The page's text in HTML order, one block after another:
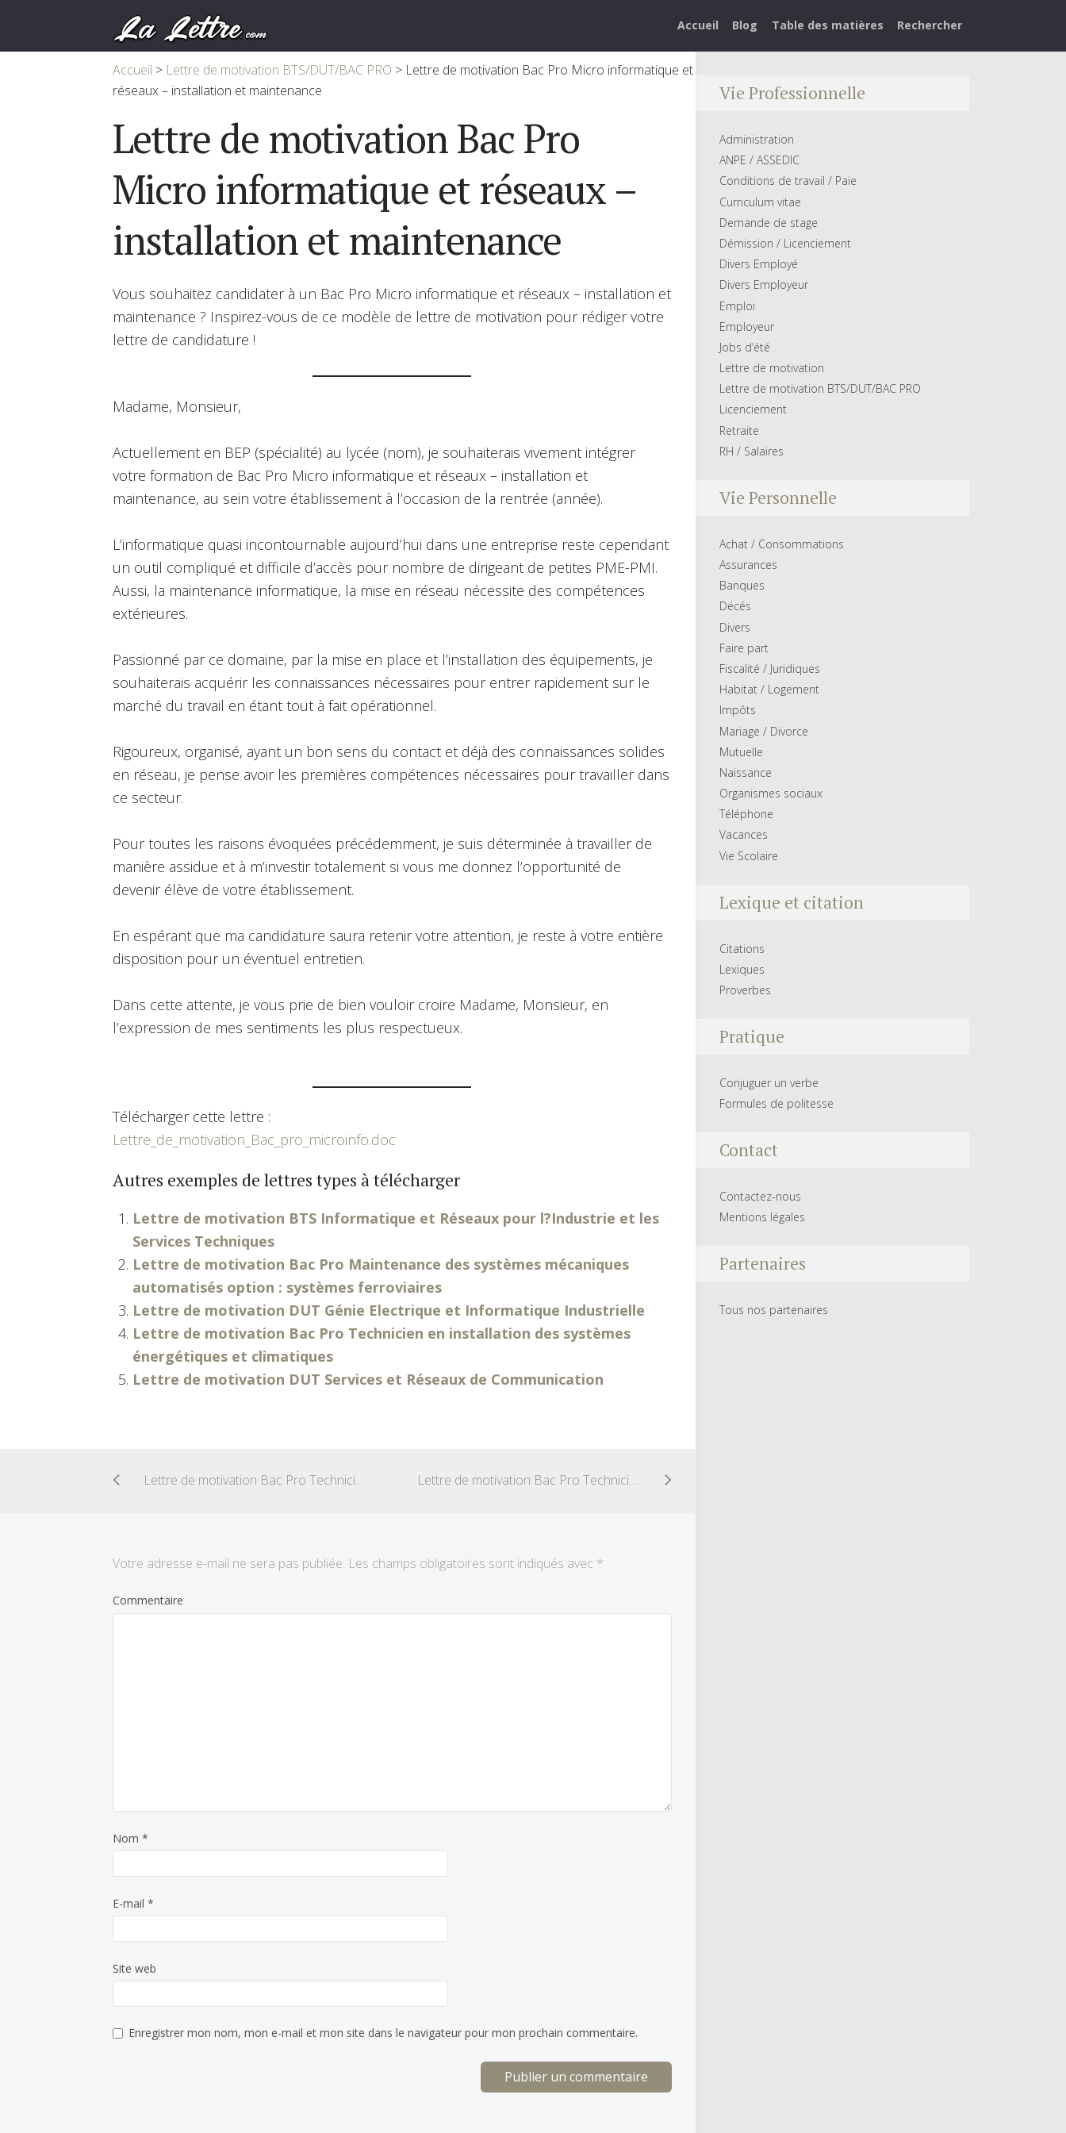
Accueil Blog Table des matières Rechercher
Accueil > Lettre de motivation BTS/DUT/BAC PRO > Lettre de motivation Bac Pro Micro informatique et
réseaux – installation et maintenance
Lettre de motivation Bac Pro
Micro informatique et réseaux –
installation et maintenance
Vous souhaitez candidater à un Bac Pro Micro informatique et réseaux – installation et
maintenance ? Inspirez-vous de ce modèle de lettre de motivation pour rédiger votre
lettre de candidature !
Madame, Monsieur,
Actuellement en BEP (spécialité) au lycée (nom), je souhaiterais vivement intégrer
votre formation de Bac Pro Micro informatique et réseaux – installation et
maintenance, au sein votre établissement à l’occasion de la rentrée (année).
L’informatique quasi incontournable aujourd’hui dans une entreprise reste cependant
un outil compliqué et difficile d’accès pour nombre de dirigeant de petites PME-PMI.
Aussi, la maintenance informatique, la mise en réseau nécessite des compétences
extérieures.
Passionné par ce domaine, par la mise en place et l’installation des équipements, je
souhaiterais acquérir les connaissances nécessaires pour entrer rapidement sur le
marché du travail en étant tout à fait opérationnel.
Rigoureux, organisé, ayant un bon sens du contact et déjà des connaissances solides
en réseau, je pense avoir les premières compétences nécessaires pour travailler dans
ce secteur.
Pour toutes les raisons évoquées précédemment, je suis déterminée à travailler de
manière assidue et à m’investir totalement si vous me donnez l’opportunité de
devenir élève de votre établissement.
En espérant que ma candidature saura retenir votre attention, je reste à votre entière
disposition pour un éventuel entretien.
Dans cette attente, je vous prie de bien vouloir croire Madame, Monsieur, en
l’expression de mes sentiments les plus respectueux.
Télécharger cette lettre :
Lettre_de_motivation_Bac_pro_microinfo.doc
Autres exemples de lettres types à télécharger
Lettre de motivation BTS Informatique et Réseaux pour l?Industrie et les
Services Techniques
Lettre de motivation Bac Pro Maintenance des systèmes mécaniques
automatisés option : systèmes ferroviaires
Lettre de motivation DUT Génie Electrique et Informatique Industrielle
Lettre de motivation Bac Pro Technicien en installation des systèmes
énergétiques et climatiques
Lettre de motivation DUT Services et Réseaux de Communication
Lettre de motivation Bac Pro Technicien de scierie Lettre de motivation Bac Pro Technicien de fabrication bois et matériaux associés
Votre adresse e-mail ne sera pas publiée. Les champs obligatoires sont indiqués avec *
Commentaire
Nom *
E-mail *
Site web
Enregistrer mon nom, mon e-mail et mon site dans le navigateur pour mon prochain commentaire.
Vie Professionnelle
Administration
ANPE / ASSEDIC
Conditions de travail / Paie
Curriculum vitae
Demande de stage
Démission / Licenciement
Divers Employé
Divers Employeur
Emploi
Employeur
Jobs d’été
Lettre de motivation
Lettre de motivation BTS/DUT/BAC PRO
Licenciement
Retraite
RH / Salaires
Vie Personnelle
Achat / Consommations
Assurances
Banques
Décés
Divers
Faire part
Fiscalité / Juridiques
Habitat / Logement
Impôts
Mariage / Divorce
Mutuelle
Naissance
Organismes sociaux
Téléphone
Vacances
Vie Scolaire
Lexique et citation
Citations
Lexiques
Proverbes
Pratique
Conjuguer un verbe
Formules de politesse
Contact
Contactez-nous
Mentions légales
Partenaires
Tous nos partenaires